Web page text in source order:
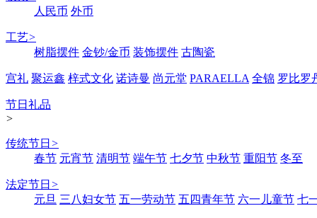
人民币 外币
工艺>
树脂摆件 金钞/金币 装饰摆件 古陶瓷
宫礼 聚运鑫 梓式文化 诺诗曼 尚元堂 PARAELLA 全锦 罗比罗
节日礼品
>
传统节日 >
春节 元宵节 清明节 端午节 七夕节 中秋节 重阳节 冬至
法定节日 >
元旦 三八妇女节 五一劳动节 五四青年节 六一儿童节 七